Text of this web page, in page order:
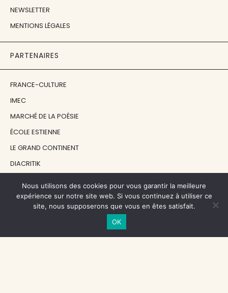
NEWSLETTER
MENTIONS LÉGALES
PARTENAIRES
FRANCE-CULTURE
IMEC
MARCHÉ DE LA POÉSIE
ÉCOLE ESTIENNE
LE GRAND CONTINENT
DIACRITIK
NOS SOUTIENS
CENTRE NATIONAL DU LIVRE
Nous utilisons des cookies pour vous garantir la meilleure
expérience sur notre site web. Si vous continuez à utiliser ce
site, nous supposerons que vous en êtes satisfait.
OK